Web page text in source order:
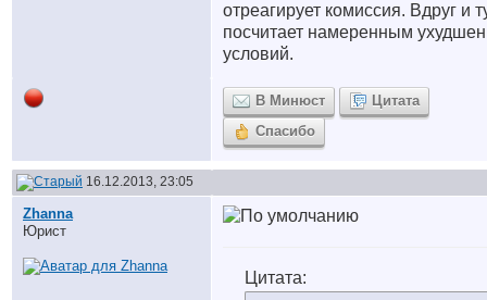
отреагирует комиссия. Вдруг и
посчитает намеренным
условий.
В Минюст
Цитата
Спасибо
16.12.2013, 23:05
Zhanna
Юрист
Цитата: